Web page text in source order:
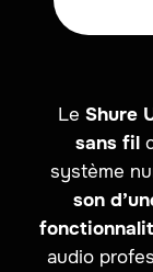
Le Shure
sans fil
système
son
audio